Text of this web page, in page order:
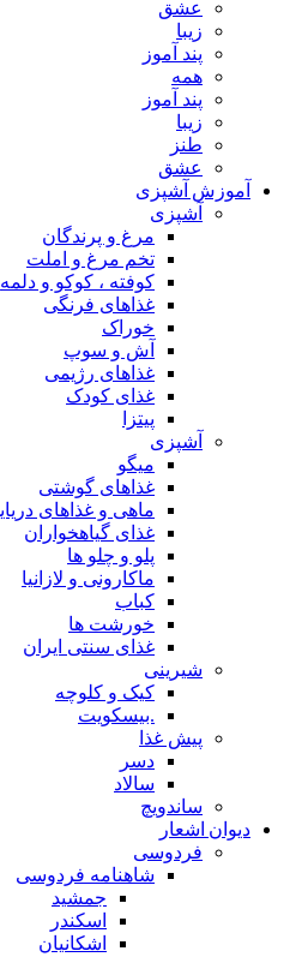
عشق
زیبا
پند آموز
همه
پند آموز
زیبا
طنز
عشق
آموزش آشپزی
آشپزی
مرغ و پرندگان
تخم مرغ و املت
کوفته ، کوکو و دلمه
غذاهای فرنگی
خوراک
آش و سوپ
غذاهای رژیمی
غذای کودک
پیتزا
آشپزی
میگو
غذاهای گوشتی
ماهی و غذاهای
غذای گیاهخواران
پلو و چلو ها
ماکارونی و لازانیا
کباب
خورشت ها
غذای سنتی ایران
شیرینی
کیک و کلوچه
.بیسکویت
پیش غذا
دسر
سالاد
ساندویچ
دیوان اشعار
فردوسی
شاهنامه فردوسی
جمشید
اسکندر
اشکانیان